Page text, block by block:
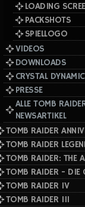
LOADING
PACKSHOTS
SPIELLOGO
VIDEOS
DOWNLOADS
CRYSTAL
PRESSE
ALLE TOMB
NEWSARTIKEL
TOMB RAIDER
TOMB RAIDER
TOMB RAIDER: THE
TOMB RAIDER - DIE
TOMB RAIDER IV
TOMB RAIDER III